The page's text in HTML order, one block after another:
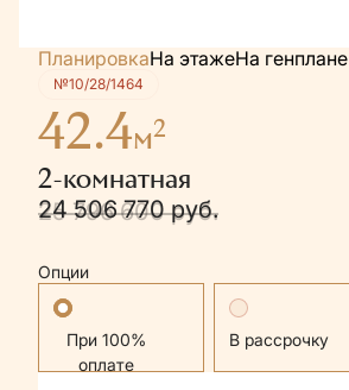
ПланировкаНа этажеНа генплане
№10/28/1464
42.4м2
2-комнатная
25 796 600 руб.
24 506 770 руб.
Опции
Стандартная В рассрочку